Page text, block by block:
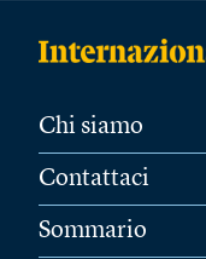
Chi siamo
Contattaci
Sommario